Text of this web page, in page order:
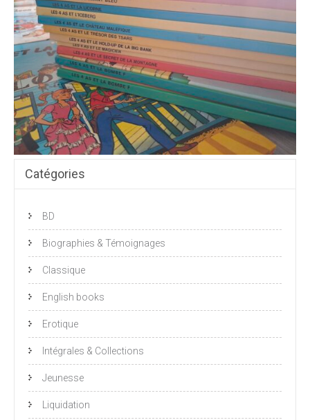
Catégories
BD
Biographies & Témoignages
Classique
English books
Erotique
Intégrales & Collections
Jeunesse
Liquidation